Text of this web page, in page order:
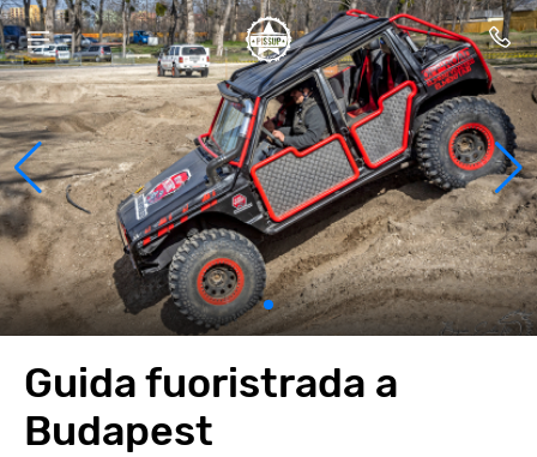
Guida fuoristrada a
Budapest